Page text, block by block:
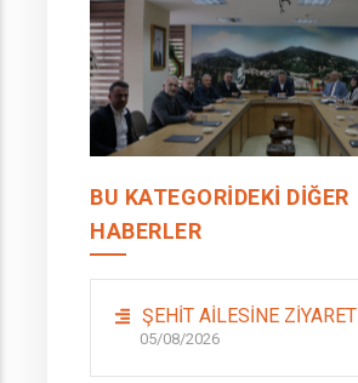
BU KATEGORIDEKI DIĞER
HABERLER
ŞEHİT AİLESİNE ZİYARET
05/08/2026